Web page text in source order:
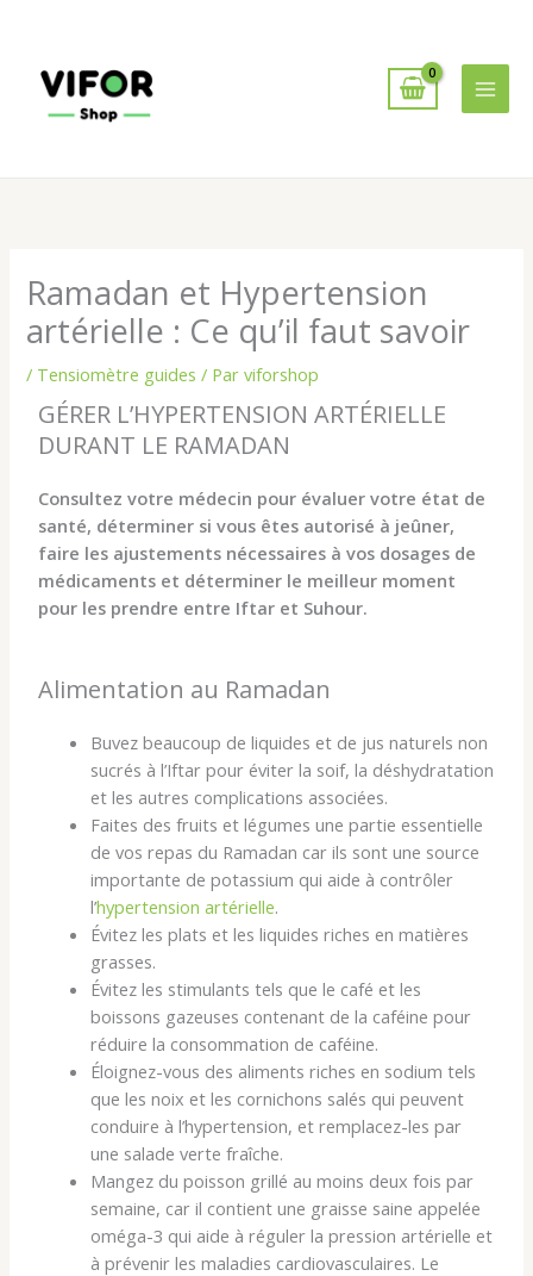
contenu
Ramadan et Hypertension
artérielle : Ce qu’il faut savoir
/ Tensiomètre guides / Parviforshop
GÉRER L’HYPERTENSION ARTÉRIELLE
DURANT LE RAMADAN
Consultez votre médecin pour évaluer votre état de
santé, déterminer si vous êtes autorisé à jeûner,
faire les ajustements nécessaires à vos dosages de
médicaments et déterminer le meilleur moment
pour les prendre entre Iftar et Suhour.
Alimentation au Ramadan
Buvez beaucoup de liquides et de jus naturels non
sucrés à l’Iftar pour éviter la soif, la déshydratation
et les autres complications associées.
Faites des fruits et légumes une partie essentielle
de vos repas du Ramadan car ils sont une source
importante de potassium qui aide à contrôler
l’hypertension artérielle.
Évitez les plats et les liquides riches en matières
grasses.
Évitez les stimulants tels que le café et les
boissons gazeuses contenant de la caféine pour
réduire la consommation de caféine.
Éloignez-vous des aliments riches en sodium tels
que les noix et les cornichons salés qui peuvent
conduire à l’hypertension, et remplacez-les par
une salade verte fraîche.
Mangez du poisson grillé au moins deux fois par
semaine, car il contient une graisse saine appelée
oméga-3 qui aide à réguler la pression artérielle et
à prévenir les maladies cardiovasculaires. Le